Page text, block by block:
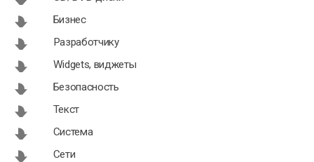
Бизнес
Разработчику
Widgets, виджеты
Безопасность
Текст
Система
Сети